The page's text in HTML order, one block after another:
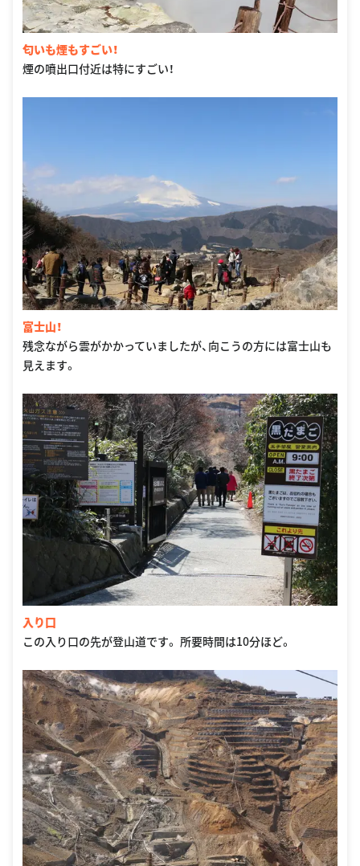
匂いも煙もすごい！
煙の噴出口付近は特にすごい！
富士山！
残念ながら雲がかかっていましたが、向こうの方には富士山も
見えます。
入り口
この入り口の先が登山道です。 所要時間は10分ほど。